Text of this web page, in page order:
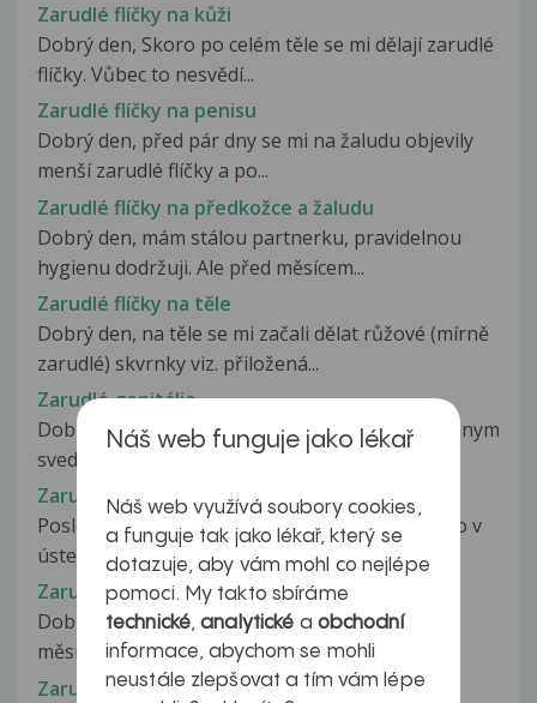
Zarudlé flíčky na kůži
Dobrý den, Skoro po celém těle se mi dělají zarudlé
flíčky. Vůbec to nesvědí...
Zarudlé flíčky na penisu
Dobrý den, před pár dny se mi na žaludu objevily
menší zarudlé flíčky a po...
Zarudlé flíčky na předkožce a žaludu
Dobrý den, mám stálou partnerku, pravidelnou
hygienu dodržuji. Ale před měsícem...
Zarudlé flíčky na těle
Dobrý den, na těle se mi začali dělat růžové (mírně
zarudlé) skvrnky viz. přiložená...
Zarudlé genitálie
Dobry den, pred cca tremi tydny to zacalo nevinnym
svedenim sourku, pak se vyrazka...
Zarudlé horní patro v ústech
Posledních několik dní mám zarudlé horní patro v
ústech, nemám žádnou vyrážku...
Zarudlé hrdlo
Dobrý den den, chci se zeptat trápí mě už dva
měsíce zarudlé hrdlo a krvavé...
Zarudlé hrdlo po zánětu
Náš web funguje jako lékař
Náš web využívá soubory cookies,
a funguje tak jako lékař, který se
dotazuje, aby vám mohl co nejlépe
pomoci. My takto sbíráme
technické,analytické a obchodní
informace, abychom se mohli
neustále zlepšovat a tím vám lépe